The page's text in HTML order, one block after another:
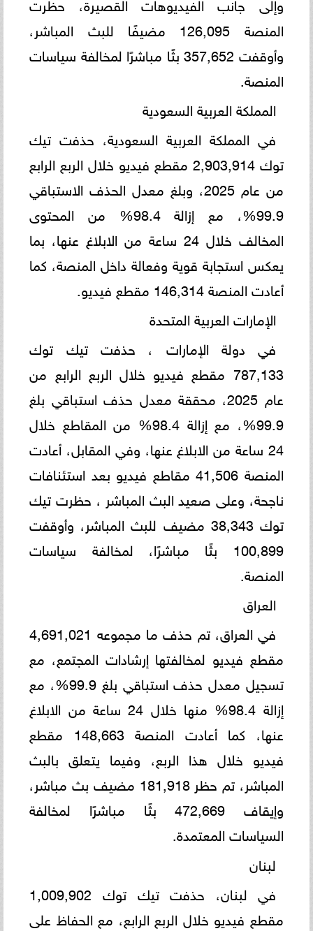
المنصة 126,095 مضيفًا للبث المباشر،
وأوقفت 357,652 بثًا مباشرًا لمخالفة سياسات
المنصة.
المملكة العربية السعودية
في المملكة العربية السعودية، حذفت تيك
توك 2,903,914 مقطع فيديو خلال الربع الرابع
من عام 2025، وبلغ معدل الحذف الاستباقي
99.9%، مع إزالة 98.4% من المحتوى
المخالف خلال 24 ساعة من الابلاغ عنها، بما
يعكس استجابة قوية وفعالة داخل المنصة، كما
أعادت المنصة 146,314 مقطع فيديو.
الإمارات العربية المتحدة
في دولة الإمارات ، حذفت تيك توك
787,133 مقطع فيديو خلال الربع الرابع من
عام 2025، محققة معدل حذف استباقي بلغ
99.9%، مع إزالة 98.4% من المقاطع خلال
24 ساعة من الابلاغ عنها، وفي المقابل، أعادت
المنصة 41,506 مقاطع فيديو بعد استئنافات
ناجحة، وعلى صعيد البث المباشر ، حظرت تيك
توك 38,343 مضيف للبث المباشر، وأوقفت
100,899 بثًا مباشرًا، لمخالفة سياسات
المنصة.
العراق
في العراق، تم حذف ما مجموعه 4,691,021
مقطع فيديو لمخالفتها إرشادات المجتمع، مع
تسجيل معدل حذف استباقي بلغ 99.9%، مع
إزالة 98.4% منها خلال 24 ساعة من الابلاغ
عنها، كما أعادت المنصة 148,663 مقطع
فيديو خلال هذا الربع، وفيما يتعلق بالبث
المباشر، تم حظر 181,918 مضيف بث مباشر،
وإيقاف 472,669 بثًا مباشرًا لمخالفة
السياسات المعتمدة.
لبنان
في لبنان، حذفت تيك توك 1,009,902
مقطع فيديو خلال الربع الرابع، مع الحفاظ على